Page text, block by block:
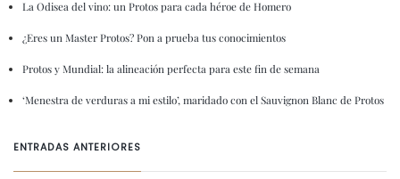
La Odisea del vino: un Protos para cada héroe de Homero
¿Eres un Master Protos? Pon a prueba tus conocimientos
Protos y Mundial: la alineación perfecta para este fin de semana
‘Menestra de verduras a mi estilo’, maridado con el Sauvignon Blanc de Protos
ENTRADAS ANTERIORES